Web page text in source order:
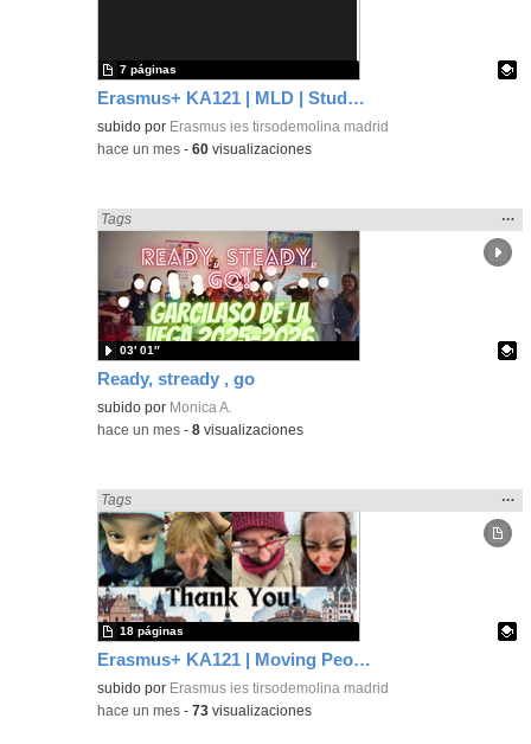
Erasmus+ KA121 | MLD | Student Presentation 1 | Rome 2025
Contenido educativo.
subido por Erasmus ies tirsodemolina madrid
7 páginas
-hace un mes -60 visualizaciones
Ready, stready , go
Encontrado «Interdisciplinar» en:
Tags
la
…
Contenido educativo.
subido por Monica A.
03′ 01″
-hace un mes -8 visualizaciones
Erasmus+ KA121 | Moving People | Student Presentation | Neustadt 2024
Encontrado «Interdisciplinar» en:
Tags
la
…
Contenido educativo.
subido por Erasmus ies tirsodemolina madrid
18 páginas
-hace un mes -73 visualizaciones